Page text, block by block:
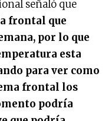
señaló que
frontal que
por lo que
esta
para ver como
frontal los
podría